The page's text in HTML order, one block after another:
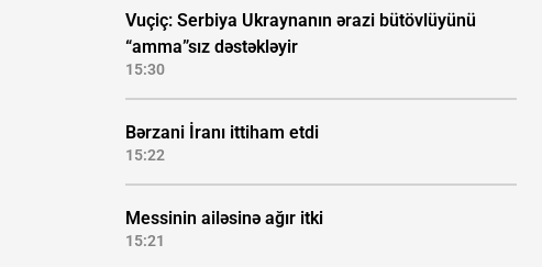
Vuçiç: Serbiya Ukraynanın ərazi bütövlüyünü
“amma”sız dəstəkləyir
15:30
Bərzani İranı ittiham etdi
15:22
Messinin ailəsinə ağır itki
15:21